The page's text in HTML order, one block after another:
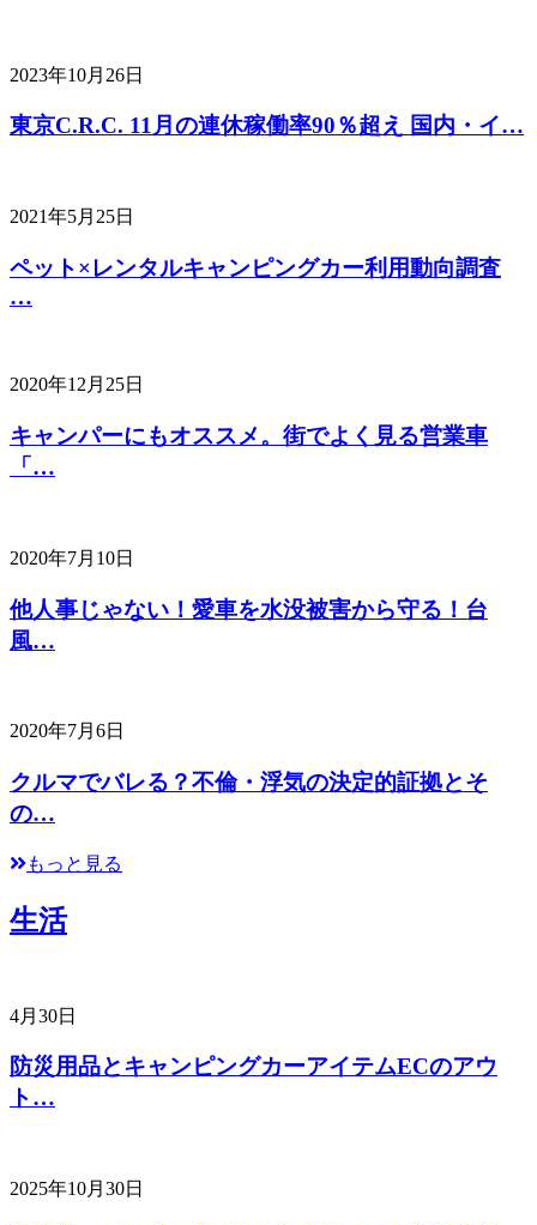
2023年10月26日
東京C.R.C. 11月の連休稼働率90％超え 国内・イ…
2021年5月25日
ペット×レンタルキャンピングカー利用動向調査
…
2020年12月25日
キャンパーにもオススメ。街でよく見る営業車
「…
2020年7月10日
他人事じゃない！愛車を水没被害から守る！台
風…
2020年7月6日
クルマでバレる？不倫・浮気の決定的証拠とそ
の…
もっと見る
生活
4月30日
防災用品とキャンピングカーアイテムECのアウ
ト…
2025年10月30日